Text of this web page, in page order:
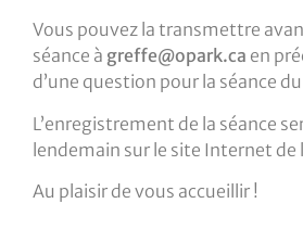
Vous pouvez la transmettre
séance à greffe@opark.ca en
d’une question pour la séance
L’enregistrement de la séance
lendemain sur le site Internet de
Au plaisir de vous accueillir !